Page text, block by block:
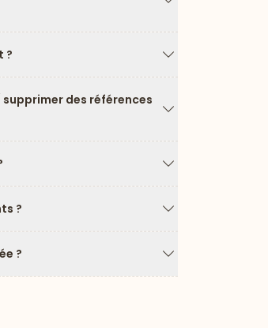
?
Flèche vers le
des références
Flèche vers le
?
Flèche vers le
?
Flèche vers le